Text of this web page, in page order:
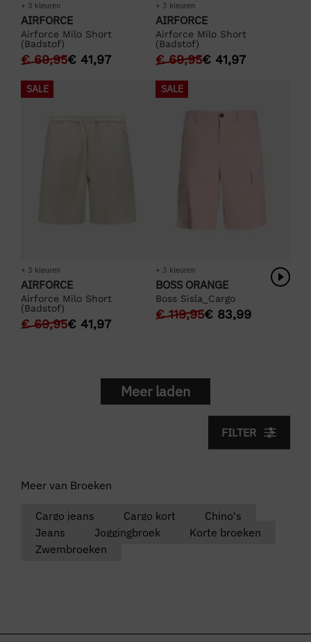
FILTER
+ 3 kleuren
AIRFORCE
Airforce Milo Short
(Badstof)
€69,95€ 41,97
+ 3 kleuren
AIRFORCE
Airforce Milo Short
(Badstof)
€69,95€ 41,97
SALE
+ 3 kleuren
AIRFORCE
Airforce Milo Short
(Badstof)
€69,95€ 41,97
SALE
+ 3 kleuren
BOSS ORANGE
Boss Sisla_Cargo
€119,95€ 83,99
Meer laden
Meer van Broeken
Cargo jeans Cargo kort
Chino's
Jeans
Joggingbroek
Korte broeken
Zwembroeken